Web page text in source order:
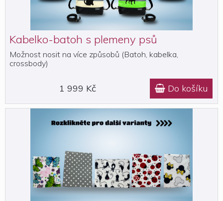
Kabelko-batoh s plemeny psů
Možnost nosit na více způsobů (Batoh, kabelka,
crossbody)
1 999 Kč  Do košíku